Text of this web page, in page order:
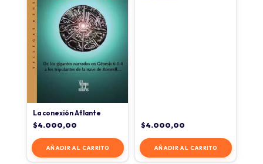
La conexión Atlante
$4.000,00
AÑADIR AL CARRITO
$4.000,00
AÑADIR AL CARRITO